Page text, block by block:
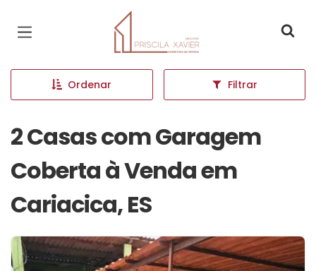
Página inicial
Ordenar Filtrar
2 Casas com Garagem
Coberta à Venda em
Cariacica, ES